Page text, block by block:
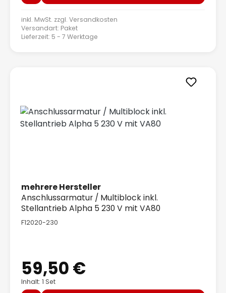
inkl. MwSt. zzgl. Versandkosten
Versandart: Paket
Lieferzeit: 5 - 7 Werktage
mehrere Hersteller
Anschlussarmatur / Multiblock inkl.
Stellantrieb Alpha 5 230 V mit VA80
F12020-230
Regulärer Preis:
59,50 €
Inhalt: 1 Set